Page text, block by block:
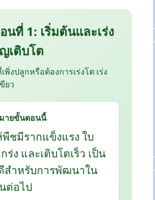
นที่ 1: เริ่มต้นและเร่ง
เติบโต
งปลูกหรือต้องการเร่งโต เร่ง
ยว
มายขั้นตอนนี้
ชมีรากแข็งแรง ใบ
ร่ง และเติบโตเร็ว เป็น
สำหรับการพัฒนาใน
ต่อไป